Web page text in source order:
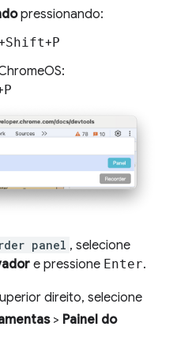
pressionando:
Shift+P
P
panel , selecione
e pressione Enter.
direito, selecione
> Painel do